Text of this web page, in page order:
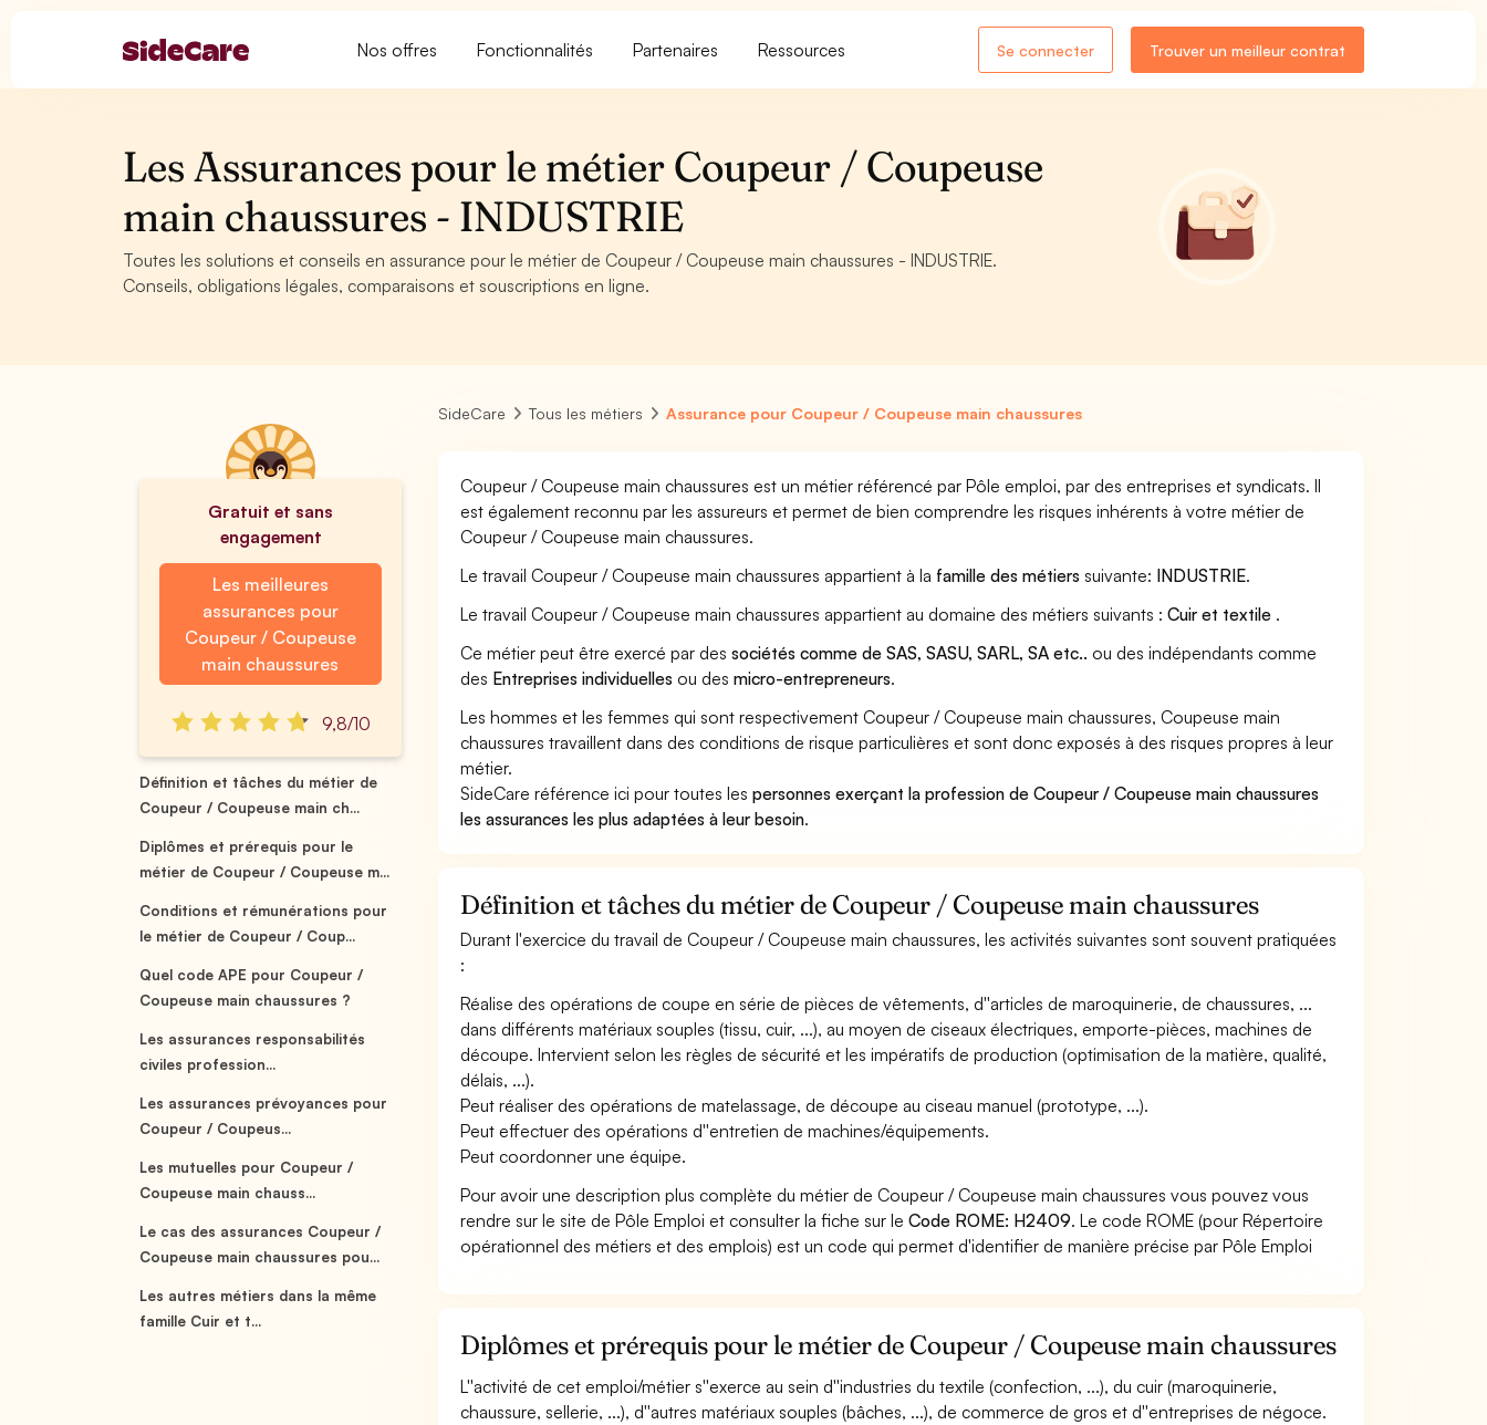
Nos offres Fonctionnalités Partenaires Ressources Se connecter Trouver un meilleur contrat
Les Assurances pour le métier Coupeur / Coupeuse
main chaussures - INDUSTRIE
Toutes les solutions et conseils en assurance pour le métier de Coupeur / Coupeuse main chaussures - INDUSTRIE.
Conseils, obligations légales, comparaisons et souscriptions en ligne.
Gratuit et sans
engagement
Les meilleures
assurances pour
Coupeur / Coupeuse
main chaussures
9,8/10
Définition et tâches du métier de
Coupeur / Coupeuse main ch...
Diplômes et prérequis pour le
métier de Coupeur / Coupeuse m...
Conditions et rémunérations pour
le métier de Coupeur / Coup...
Quel code APE pour Coupeur /
Coupeuse main chaussures ?
Les assurances responsabilités
civiles profession...
Les assurances prévoyances pour
Coupeur / Coupeus...
Les mutuelles pour Coupeur /
Coupeuse main chauss...
Le cas des assurances Coupeur /
Coupeuse main chaussures pou...
Les autres métiers dans la même
famille Cuir et t...
SideCare Tous les métiers Assurance pour Coupeur / Coupeuse main chaussures
Coupeur / Coupeuse main chaussures est un métier référencé par Pôle emploi, par des entreprises et syndicats. Il
est également reconnu par les assureurs et permet de bien comprendre les risques inhérents à votre métier de
Coupeur / Coupeuse main chaussures.
Le travail Coupeur / Coupeuse main chaussures appartient à la famille des métiers suivante: INDUSTRIE.
Le travail Coupeur / Coupeuse main chaussures appartient au domaine des métiers suivants :Cuir et textile .
Ce métier peut être exercé par dessociétés comme de SAS, SASU, SARL, SA etc.. ou des indépendants comme
des Entreprises individuelles ou desmicro-entrepreneurs.
Les hommes et les femmes qui sont respectivement Coupeur / Coupeuse main chaussures, Coupeuse main
chaussures travaillent dans des conditions de risque particulières et sont donc exposés à des risques propres à leur
métier.
SideCare référence ici pour toutes lespersonnes exerçant la profession de Coupeur / Coupeuse main chaussures
les assurances les plus adaptées à leur besoin.
Définition et tâches du métier de Coupeur / Coupeuse main chaussures
Durant l'exercice du travail de Coupeur / Coupeuse main chaussures, les activités suivantes sont souvent pratiquées
:
Réalise des opérations de coupe en série de pièces de vêtements, d''articles de maroquinerie, de chaussures, ...
dans différents matériaux souples (tissu, cuir, ...), au moyen de ciseaux électriques, emporte-pièces, machines de
découpe. Intervient selon les règles de sécurité et les impératifs de production (optimisation de la matière, qualité,
délais, ...).
Peut réaliser des opérations de matelassage, de découpe au ciseau manuel (prototype, ...).
Peut effectuer des opérations d''entretien de machines/équipements.
Peut coordonner une équipe.
Pour avoir une description plus complète du métier de Coupeur / Coupeuse main chaussures vous pouvez vous
rendre sur le site de Pôle Emploi et consulter la fiche sur leCode ROME: H2409. Le code ROME (pour Répertoire
opérationnel des métiers et des emplois) est un code qui permet d'identifier de manière précise par Pôle Emploi
Diplômes et prérequis pour le métier de Coupeur / Coupeuse main chaussures
L''activité de cet emploi/métier s''exerce au sein d''industries du textile (confection, ...), du cuir (maroquinerie,
chaussure, sellerie, ...), d''autres matériaux souples (bâches, ...), de commerce de gros et d''entreprises de négoce.